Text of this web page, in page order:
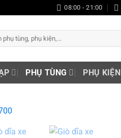
08:00 - 21:00
PHỤ TÙNG PHỤ KIỆN